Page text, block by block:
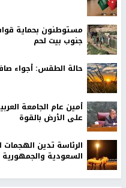
مستوطنون بحماية
جنوب بيت لحم
حالة الطقس: أجواء
أمين عام الجامعة
على الأرض بالقوة
الرئاسة تدين الهجمات
السعودية والجمهورية